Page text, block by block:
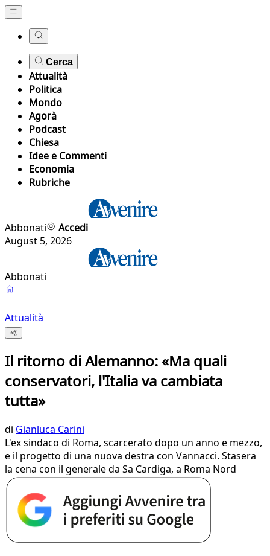
Cerca
Attualità
Politica
Mondo
Agorà
Podcast
Chiesa
Idee e Commenti
Economia
Rubriche
Abbonati
Accedi
August 5, 2026
Abbonati
Attualità
Il ritorno di Alemanno: «Ma quali
conservatori, l'Italia va cambiata
tutta»
di Gianluca Carini
L'ex sindaco di Roma, scarcerato dopo un anno e mezzo,
e il progetto di una nuova destra con Vannacci. Stasera
la cena con il generale da Sa Cardiga, a Roma Nord